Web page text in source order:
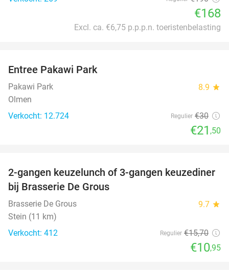
€168
Excl. ca. €6,75 p.p.p.n. toeristenbelasting
Entree Pakawi Park
Pakawi Park 8.9 star
Olmen
Verkocht: 12.724
Regulier €30
€21 ,50
30%
2-gangen keuzelunch of 3-gangen keuzediner
bij Brasserie De Grous
Brasserie De Grous 9.7 star
Stein (11 km)
Verkocht: 412
Regulier €15,70
€10,95